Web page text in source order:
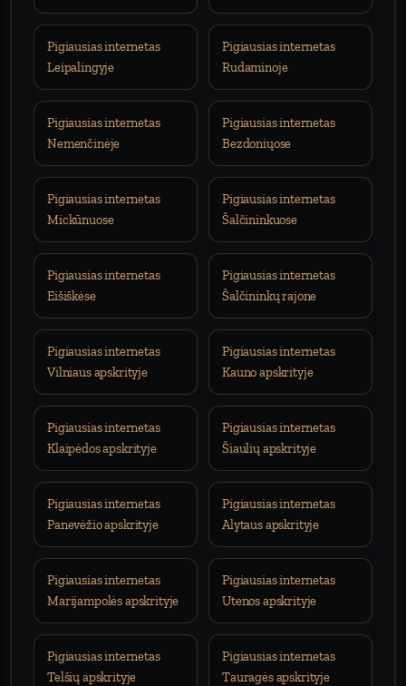
Pigiausias internetas
Leipalingyje
Pigiausias internetas
Rudaminoje
Pigiausias internetas
Nemenčinėje
Pigiausias internetas
Bezdoniųose
Pigiausias internetas
Mickūnuose
Pigiausias internetas
Šalčininkuose
Pigiausias internetas
Eišiškėse
Pigiausias internetas
Šalčininkų rajone
Pigiausias internetas
Vilniaus apskrityje
Pigiausias internetas
Kauno apskrityje
Pigiausias internetas
Klaipėdos apskrityje
Pigiausias internetas
Šiaulių apskrityje
Pigiausias internetas
Panevėžio apskrityje
Pigiausias internetas
Alytaus apskrityje
Pigiausias internetas
Marijampolės apskrityje
Pigiausias internetas
Utenos apskrityje
Pigiausias internetas
Telšių apskrityje
Pigiausias internetas
Tauragės apskrityje